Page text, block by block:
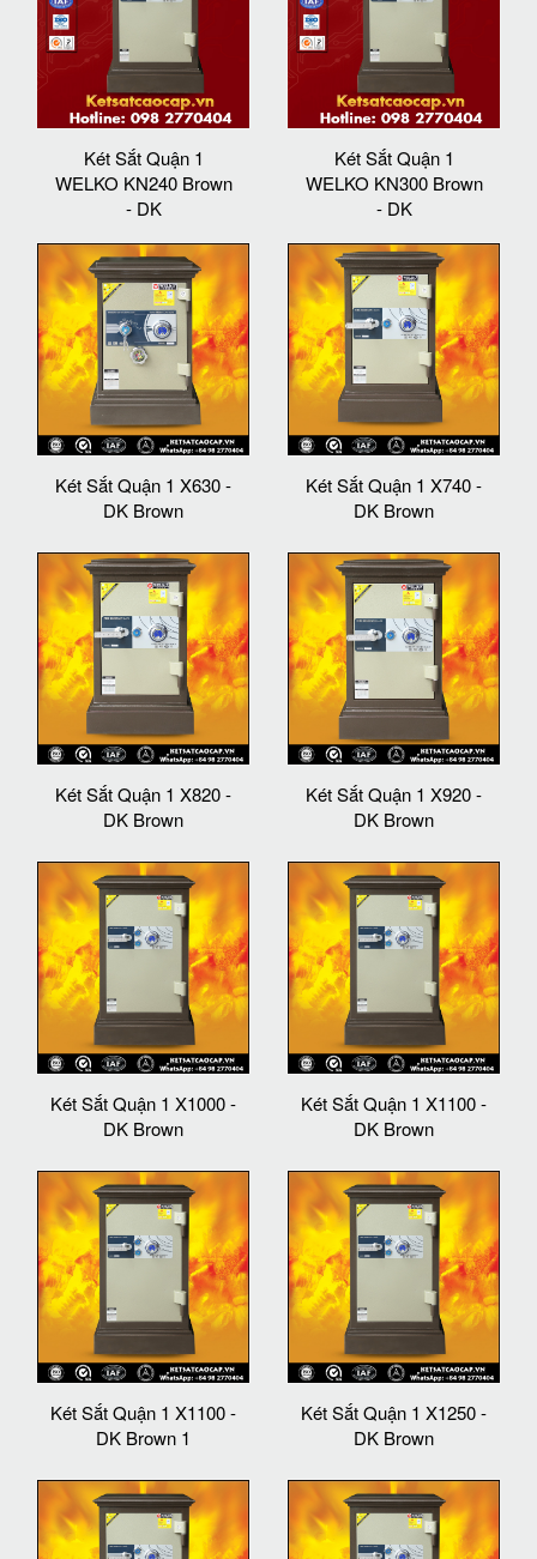
Két Sắt Quận 1
WELKO KN240 Brown
- DK
Két Sắt Quận 1
WELKO KN300 Brown
- DK
Két Sắt Quận 1 X630 -
DK Brown
Két Sắt Quận 1 X740 -
DK Brown
Két Sắt Quận 1 X820 -
DK Brown
Két Sắt Quận 1 X920 -
DK Brown
Két Sắt Quận 1 X1000 -
DK Brown
Két Sắt Quận 1 X1100 -
DK Brown
Két Sắt Quận 1 X1100 -
DK Brown 1
Két Sắt Quận 1 X1250 -
DK Brown